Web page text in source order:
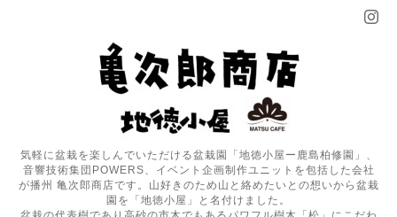
気軽に盆栽を楽しんでいただける盆栽園「地徳小屋ー鹿島柏修園」、
音響技術集団POWERS、イベント企画制作ユニットを包括した会社
が播州 亀次郎商店です。山好きのため山と絡めたいとの想いから盆栽
園を「地徳小屋」と名付けました。